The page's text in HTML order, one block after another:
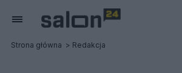
Strona główna Redakcja